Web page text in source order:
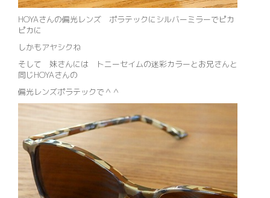
HOYAさんの偏光レンズ ポラテックにシルバーミラーでピカ
ピカに
しかもアヤシクね
そして 妹さんには トニーセイムの迷彩カラーとお兄さんと
同じHOYAさんの
偏光レンズポラテックで＾＾